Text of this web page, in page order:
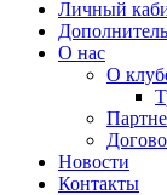
Личный
О нас
О
Новости
Контакты